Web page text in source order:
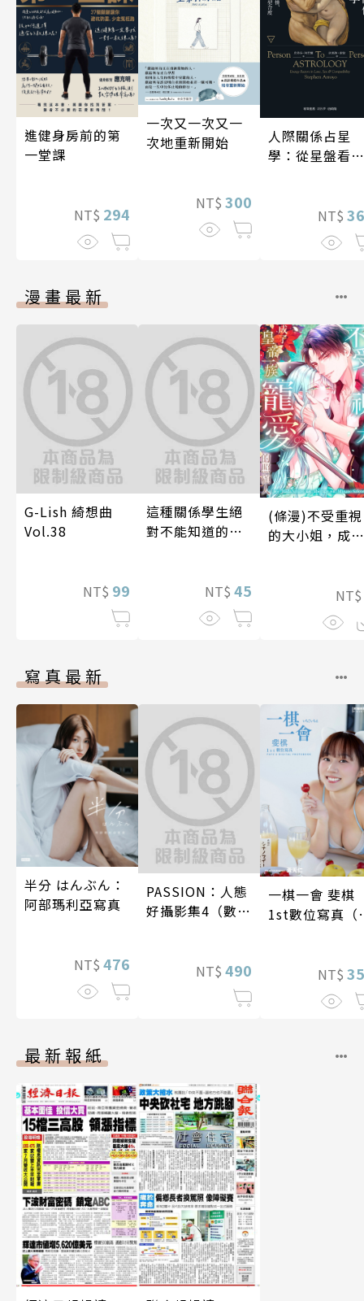
進健身房前的第
一堂課
NT$ 294
一次又一次又一
次地重新開始
NT$ 300
人際關係占星
學：從星盤看見
NT$
漫畫最新
G-Lish 綺想曲
Vol.38
NT$ 99
這種關係學生絕
對不能知道的
兩人是甜蜜的現
在進行式～ 04
NT$ 45
(條漫)不受重視
的大小姐，成了
NT$
寫真最新
半分 はんぶん：
阿部瑪利亞寫真
NT$ 476
PASSION：人態
好攝影集4（數位
NT$ 490
一棋一會 斐棋
1st數位寫真（
NT$
最新報紙